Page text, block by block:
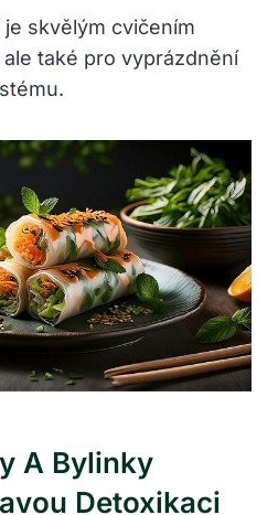
je skvělým cvičením
také pro vyprázdnění
A Bylinky
Detoxikaci